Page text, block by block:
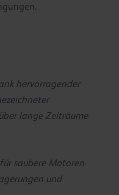
hervorragender
lange Zeiträume
saubere Motoren
und